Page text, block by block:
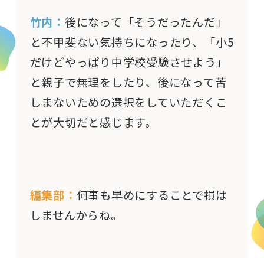
竹内： 後になって「そうだったんだ」
と不甲斐ない気持ちになったり、「小5
だけどやっぱり中学校受験させよう」
と親子で無理をしたり、後になって苦
しまないための選択をしていただくこ
とが大切だと感じます。
編集部： 何事も早めにすることで損は
しませんからね。